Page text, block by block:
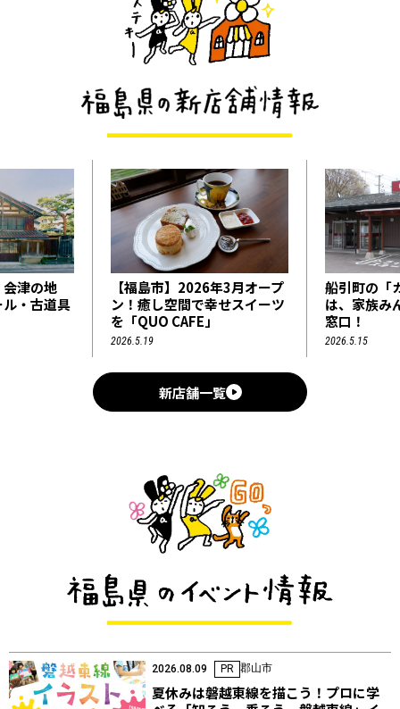
その他
月オープ
スイーツ
船引町の「カタソネ堂薬局」
は、家族みんなの頼れる相談
窓口！
2026.5.15
【福島市】
2026年5月
処Ｑ.庵 美
2026.6.18
新店舗一覧
2026.08.09 PR 郡山市
夏休みは磐越東線を描こう！プロに学